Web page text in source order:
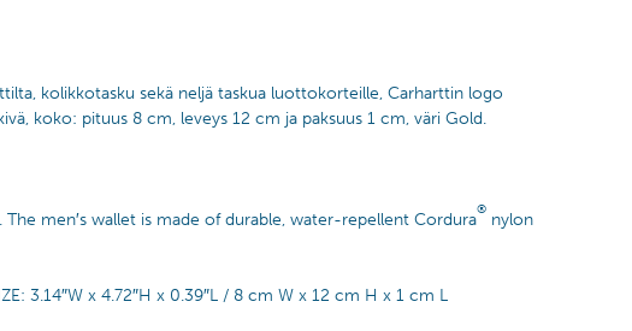
kolikkotasku sekä neljä taskua luottokorteille, Carharttin logo
koko: pituus 8 cm, leveys 12 cm ja paksuus 1 cm, väri Gold.
men′s wallet is made of durable, water-repellent Cordura
®
nylon
3.14″W x 4.72″H x 0.39″L / 8 cm W x 12 cm H x 1 cm L